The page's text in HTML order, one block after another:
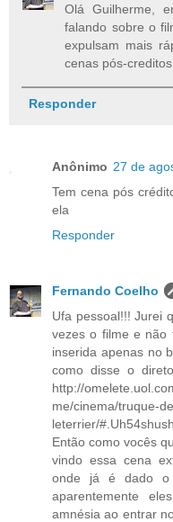
Olá Guilherme,
falando sobre o
expulsam mais
cenas pós-
Responder
Anônimo 27 de
Tem cena pós
ela
Responder
Fernando Coelho
Ufa pessoal!!! Jurei
vezes o filme e não
inserida apenas no
como disse o
http://
me/cinema/truque-
leterrier/
Então como vocês
vindo essa cena
onde já é dado o
aparentemente
amnésia ao entrar